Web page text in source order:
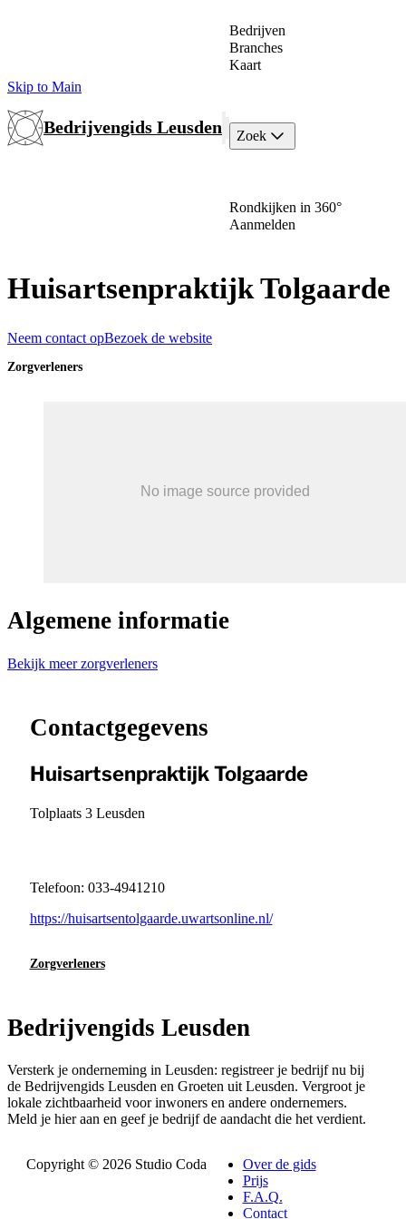
Skip to Main
Bedrijvengids Leusden
Bedrijven
Branches
Kaart
Zoek
Rondkijken in 360°
Aanmelden
Huisartsenpraktijk Tolgaarde
Neem contact opBezoek de website
Zorgverleners
Algemene informatie
Bekijk meer zorgverleners
−
Leaflet
Contactgegevens
Huisartsenpraktijk Tolgaarde
Tolplaats 3 Leusden
Telefoon: 033-4941210
https://huisartsentolgaarde.uwartsonline.nl/
Zorgverleners
Bedrijvengids Leusden
Versterk je onderneming in Leusden: registreer je bedrijf nu bij
de Bedrijvengids Leusden en Groeten uit Leusden. Vergroot je
lokale zichtbaarheid voor inwoners en andere ondernemers.
Meld je hier aan en geef je bedrijf de aandacht die het verdient.
Copyright © 2026 Studio Coda
Over de gids
Prijs
F.A.Q.
Contact